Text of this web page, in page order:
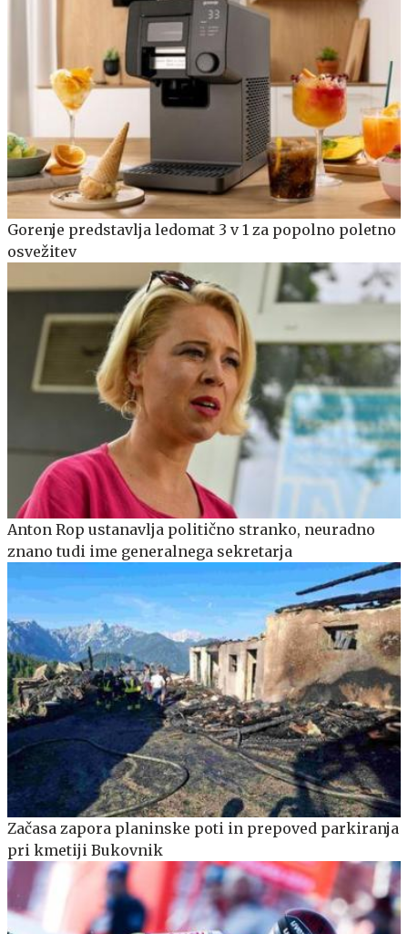
Gorenje predstavlja ledomat 3 v 1 za popolno poletno
osvežitev
Anton Rop ustanavlja politično stranko, neuradno
znano tudi ime generalnega sekretarja
Začasa zapora planinske poti in prepoved parkiranja
pri kmetiji Bukovnik